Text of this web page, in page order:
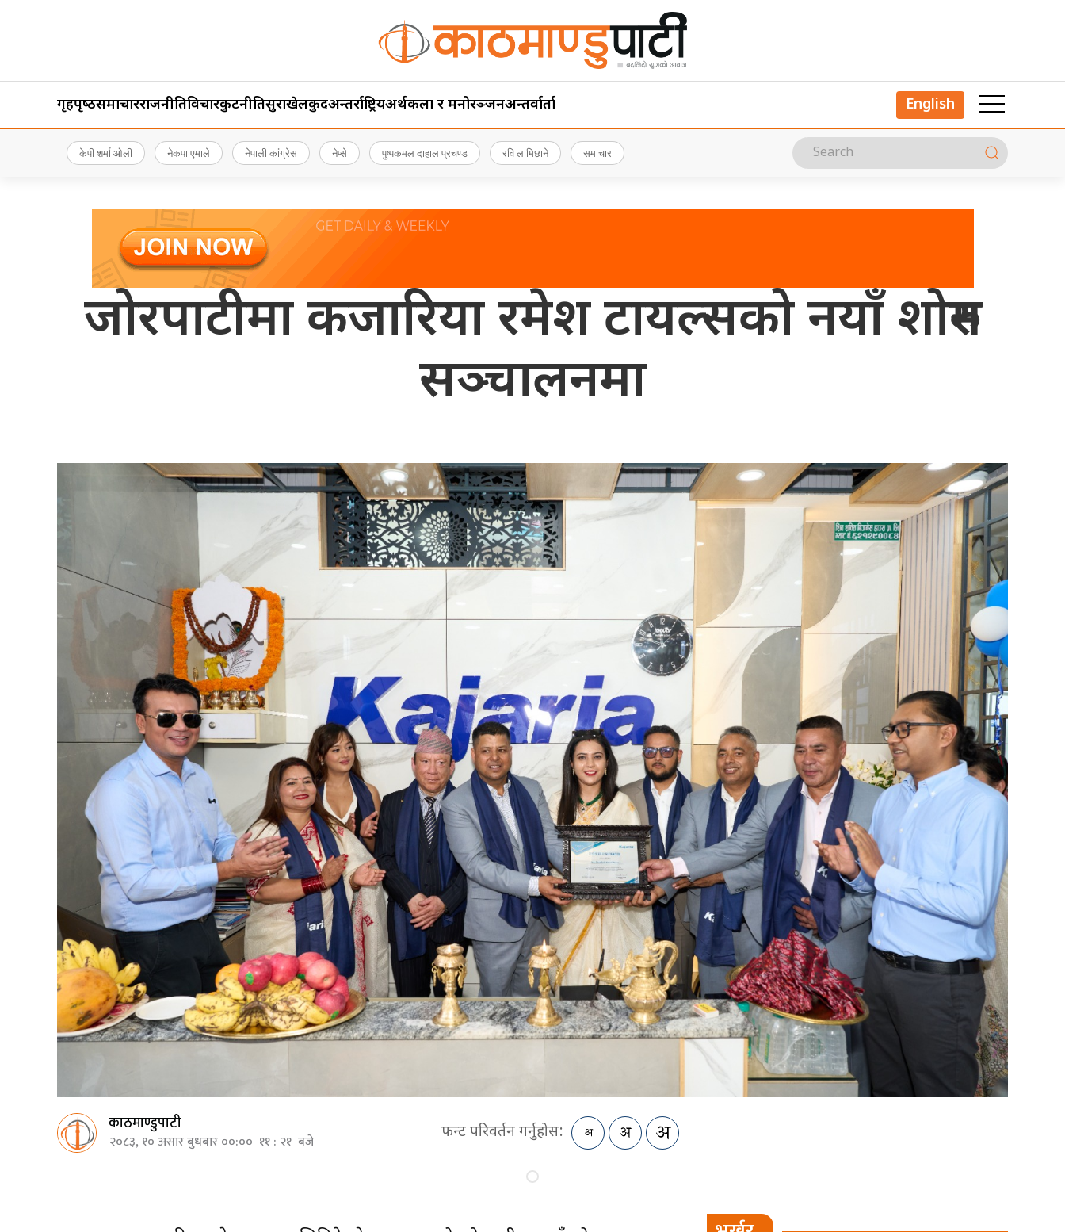
गृहपृष्‍ठसमाचारराजनीतिविचारकुटनीतिसुरक्षाखेलकुदअन्तर्राष्ट्रियअर्थकला र मनोरञ्जनअन्तर्वार्ता English
केपी शर्मा ओली नेकपा एमाले नेपाली कांग्रेस नेप्से पुष्पकमल दाहाल प्रचण्ड रवि लामिछाने समाचार
जोरपाटीमा कजारिया रमेश टायल्सको नयाँ शोरुम
सञ्चालनमा
काठमाण्डुपाटी
२०८३, १० असार बुधबार ००:०० ११ : २१ बजे फन्ट परिवर्तन गर्नुहोस: